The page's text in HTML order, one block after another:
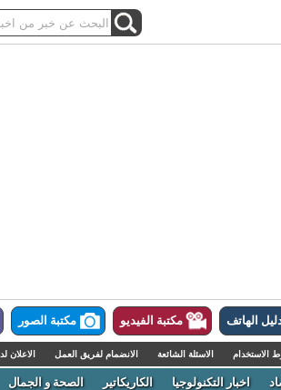
الهاتف مكتبة الفيديو مكتبة الصور
الاسئلة الشائعة الانضمام لفريق العمل الاعلان لدينا
اخبار التكنولوجيا الكاريكاتير الصحة و الجمال